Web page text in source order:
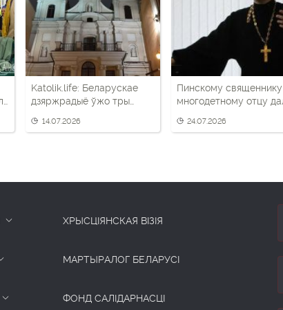
Katolik.life: Беларускае
дзяржрадыё ўжо тры
трансляцыю Імшы – і ня
14.07.2026
Пинскому
многодетному отцу
химии» — вероятно, за
24.07.2026
ХРЫСЦІЯНСКАЯ ВІЗІЯ
МАРТЫРАЛОГ БЕЛАРУСІ
ФОНД САЛІДАРНАСЦІ